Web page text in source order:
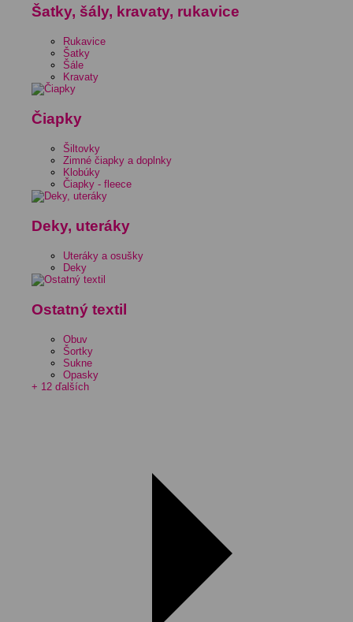
Šatky, šály, kravaty, rukavice
Rukavice
Šatky
Šále
Kravaty
Čiapky
Šiltovky
Zimné čiapky a doplnky
Klobúky
Čiapky - fleece
Deky, uteráky
Uteráky a osušky
Deky
Ostatný textil
Obuv
Šortky
Sukne
Opasky
+ 12 ďalších